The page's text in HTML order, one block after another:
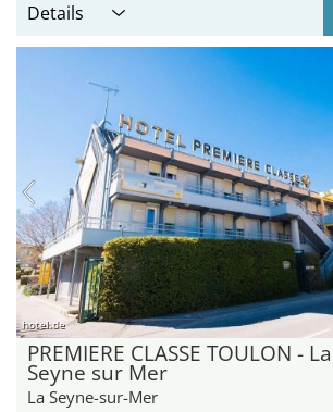
Details
hotel.de
PREMIERE CLASSE TOULON - La
Seyne sur Mer
La Seyne-sur-Mer